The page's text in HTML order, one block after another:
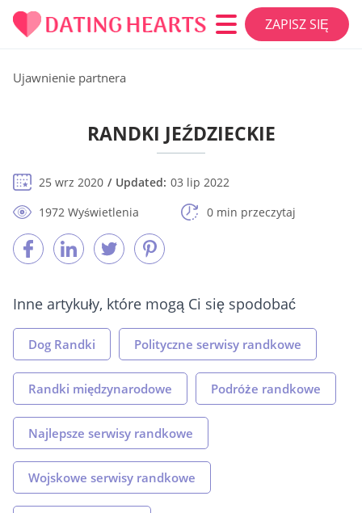
ZAPISZ SIĘ
Ujawnienie partnera
RANDKI JEŹDZIECKIE
25 wrz 2020 Updated: 03 lip 2022
1972 Wyświetlenia
0 min przeczytaj
Inne artykuły, które mogą Ci się spodobać
Dog Randki Polityczne serwisy randkowe
Randki międzynarodowe Podróże randkowe
Najlepsze serwisy randkowe
Wojskowe serwisy randkowe